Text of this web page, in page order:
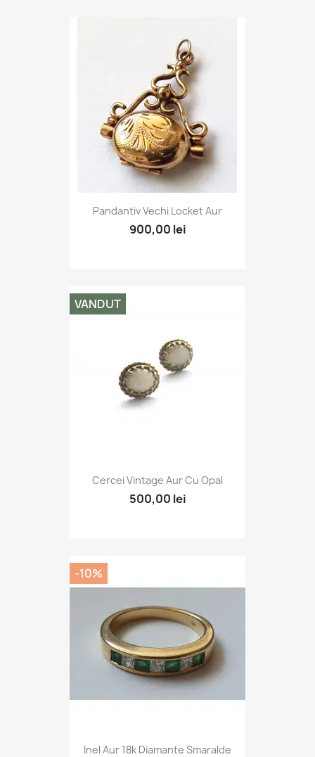
Pandantiv Vechi Locket Aur
900,00 lei
Cercei Vintage Aur Cu Opal
500,00 lei
VANDUT
Inel Aur 18k Diamante Smaralde
-10%